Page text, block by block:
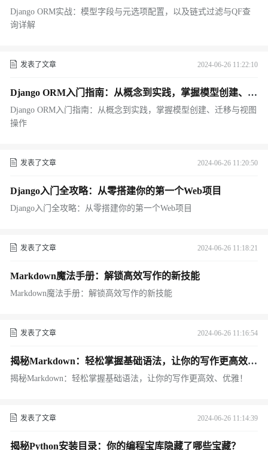
与QF查询详解
Django ORM实战：模型字段与元选项配置，以及链式过滤与QF查
询详解
发表了文章 2024-06-26 11:22:10
Django ORM入门指南：从概念到实践，掌握模型创建、迁
移与视图操作
Django ORM入门指南：从概念到实践，掌握模型创建、迁移与视图
操作
发表了文章 2024-06-26 11:20:50
Django入门全攻略：从零搭建你的第一个Web项目
Django入门全攻略：从零搭建你的第一个Web项目
发表了文章 2024-06-26 11:18:21
Markdown魔法手册：解锁高效写作的新技能
Markdown魔法手册：解锁高效写作的新技能
发表了文章 2024-06-26 11:16:54
揭秘Markdown：轻松掌握基础语法，让你的写作更高效、
优雅！
揭秘Markdown：轻松掌握基础语法，让你的写作更高效、优雅！
发表了文章 2024-06-26 11:14:39
揭秘Python安装目录：你的编程宝库隐藏了哪些宝藏？